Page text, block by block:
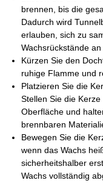
brennen, bis die
Dadurch wird
erlauben, sich zu
Wachsrückstände
Kürzen Sie den
ruhige Flamme und
Platzieren Sie die
Stellen Sie die
Oberfläche und
brennbaren
Bewegen Sie die
wenn das Wachs
sicherheitshalber
Wachs vollständig